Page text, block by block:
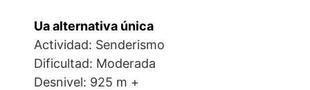
Ua alternativa única
Actividad: Senderismo
Dificultad: Moderada
Desnivel: 925 m +